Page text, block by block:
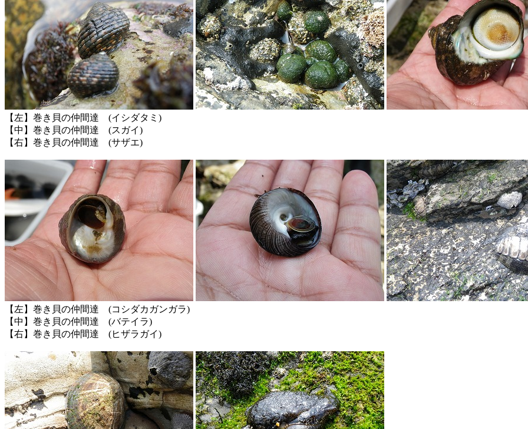
【左】巻き貝の仲間達 (イシダタミ)
【中】巻き貝の仲間達 (スガイ)
【右】巻き貝の仲間達 (サザエ)
【左】巻き貝の仲間達 (コシダカガンガラ)
【中】巻き貝の仲間達 (バテイラ)
【右】巻き貝の仲間達 (ヒザラガイ)